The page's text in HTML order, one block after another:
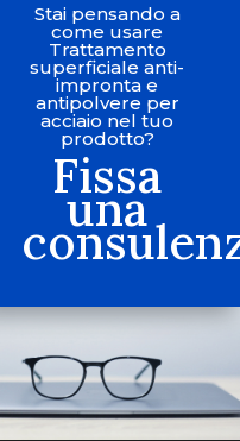
Stai pensando a
come usare
Trattamento
superficiale anti-
impronta e
antipolvere per
acciaio nel tuo
prodotto?
Fissa
una